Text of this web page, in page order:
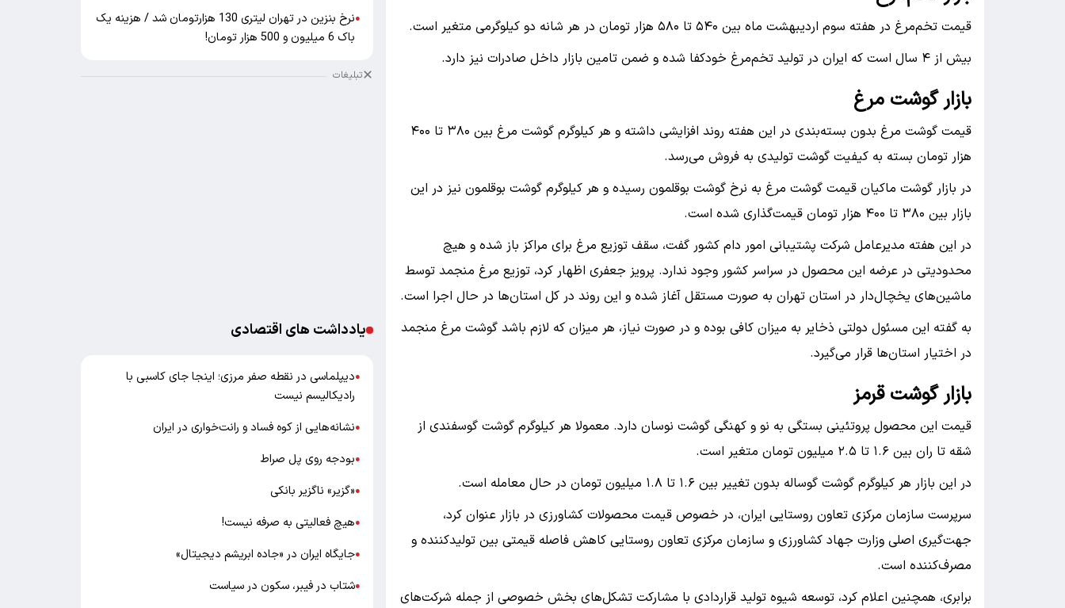
قیمت تخم‌مرغ در هفته سوم اردیبهشت ماه بین ۵۴۰ تا ۵۸۰ هزار تومان در هر شانه دو کیلوگرمی متغیر است.
بیش از ۴ سال است که ایران در تولید تخم‌مرغ خودکفا شده و ضمن تامین بازار داخل صادرات نیز دارد.
بازار گوشت مرغ
قیمت گوشت مرغ بدون بسته‌بندی در این هفته روند افزایشی داشته و هر کیلوگرم گوشت مرغ بین ۳۸۰ تا ۴۰۰
هزار تومان بسته به کیفیت گوشت تولیدی به فروش می‌رسد.
در بازار گوشت ماکیان قیمت گوشت مرغ به نرخ گوشت بوقلمون رسیده و هر کیلوگرم گوشت بوقلمون نیز در این
بازار بین ۳۸۰ تا ۴۰۰ هزار تومان قیمت‌گذاری شده است.
در این هفته مدیرعامل شرکت پشتیبانی امور دام کشور گفت، سقف توزیع مرغ برای مراکز باز شده و هیچ
محدودیتی در عرضه این محصول در سراسر کشور وجود ندارد. پرویز جعفری اظهار کرد، توزیع مرغ منجمد توسط
ماشین‌های یخچال‌دار در استان تهران به صورت مستقل آغاز شده و این روند در کل استان‌ها در حال اجرا است.
به گفته این مسئول دولتی ذخایر به میزان کافی بوده و در صورت نیاز، هر میزان که لازم باشد گوشت مرغ منجمد
در اختیار استان‌ها قرار می‌گیرد.
بازار گوشت قرمز
قیمت این محصول پروتئینی بستگی به نو و کهنگی گوشت نوسان دارد. معمولا هر کیلوگرم گوشت گوسفندی از
شقه تا ران بین ۱.۶ تا ۲.۵ میلیون تومان متغیر است.
در این بازار هر کیلوگرم گوشت گوساله بدون تغییر بین ۱.۶ تا ۱.۸ میلیون تومان در حال معامله است.
سرپرست سازمان مرکزی تعاون روستایی ایران، در خصوص قیمت محصولات کشاورزی در بازار عنوان کرد،
جهت‌گیری اصلی وزارت جهاد کشاورزی و سازمان مرکزی تعاون روستایی کاهش فاصله قیمتی بین تولیدکننده و
مصرف‌کننده است.
برابری، همچنین اعلام کرد، توسعه شیوه تولید قراردادی با مشارکت تشکل‌های بخش خصوصی از جمله شرکت‌های
●
نرخ بنزین در تهران لیتری 130 هزارتومان شد / هزینه یک
باک 6 میلیون و 500 هزار تومان!
تبلیغات
یادداشت های اقتصادی
●دیپلماسی در نقطه صفر مرزی؛ اینجا جای کاسبی با
رادیکالیسم نیست
●نشانه‌هایی از کوه فساد و رانت‌خواری در ایران
●بودجه روی پل صراط
●«گزیر» ناگزیر بانکی
●هیچ فعالیتی به صرفه نیست!
●جایگاه ایران در «جاده ابریشم دیجیتال»
●شتاب در فیبر، سکون در سیاست